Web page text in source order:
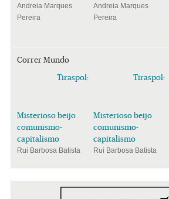
Andreia Marques
Pereira
Andreia Marques
Pereira
Correr Mundo
Tiraspol:
Misterioso beijo
comunismo-
capitalismo
Rui Barbosa Batista
Tiraspol:
Misterioso beijo
comunismo-
capitalismo
Rui Barbosa Batista